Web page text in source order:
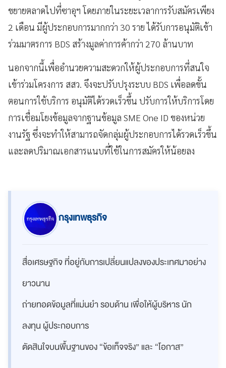
ขยายตลาดไปที่ซาอุฯ โดยภายในระยะเวลาการรับสมัครเพียง
2 เดือน มีผู้ประกอบการมากกว่า 30 ราย ได้รับการอนุมัติเข้า
ร่วมมาตรการ BDS สร้างมูลค่าการค้ากว่า 270 ล้านบาท
นอกจากนี้เพื่ออำนวยความสะดวกให้ผู้ประกอบการที่สนใจ
เข้าร่วมโครงการ สสว. จึงจะปรับปรุงระบบ BDS เพื่อลดขั้น
ตอนการใช้บริการ อนุมัติได้รวดเร็วขึ้น ปรับการให้บริการโดย
การเชื่อมโยงข้อมูลจากฐานข้อมูล SME One ID ของหน่วย
งานรัฐ ซึ่งจะทำให้สามารถจัดกลุ่มผู้ประกอบการได้รวดเร็วขึ้น
และลดปริมาณเอกสารแนบที่ใช้ในการสมัครให้น้อยลง
กรุงเทพธุรกิจ
สื่อเศรษฐกิจ ที่อยู่กับการเปลี่ยนแปลงของประเทศมาอย่าง
ยาวนาน
ถ่ายทอดข้อมูลที่แม่นยำ รอบด้าน เพื่อให้ผู้บริหาร นัก
ลงทุน ผู้ประกอบการ
ตัดสินใจบนพื้นฐานของ “ข้อเท็จจริง” และ “โอกาส”